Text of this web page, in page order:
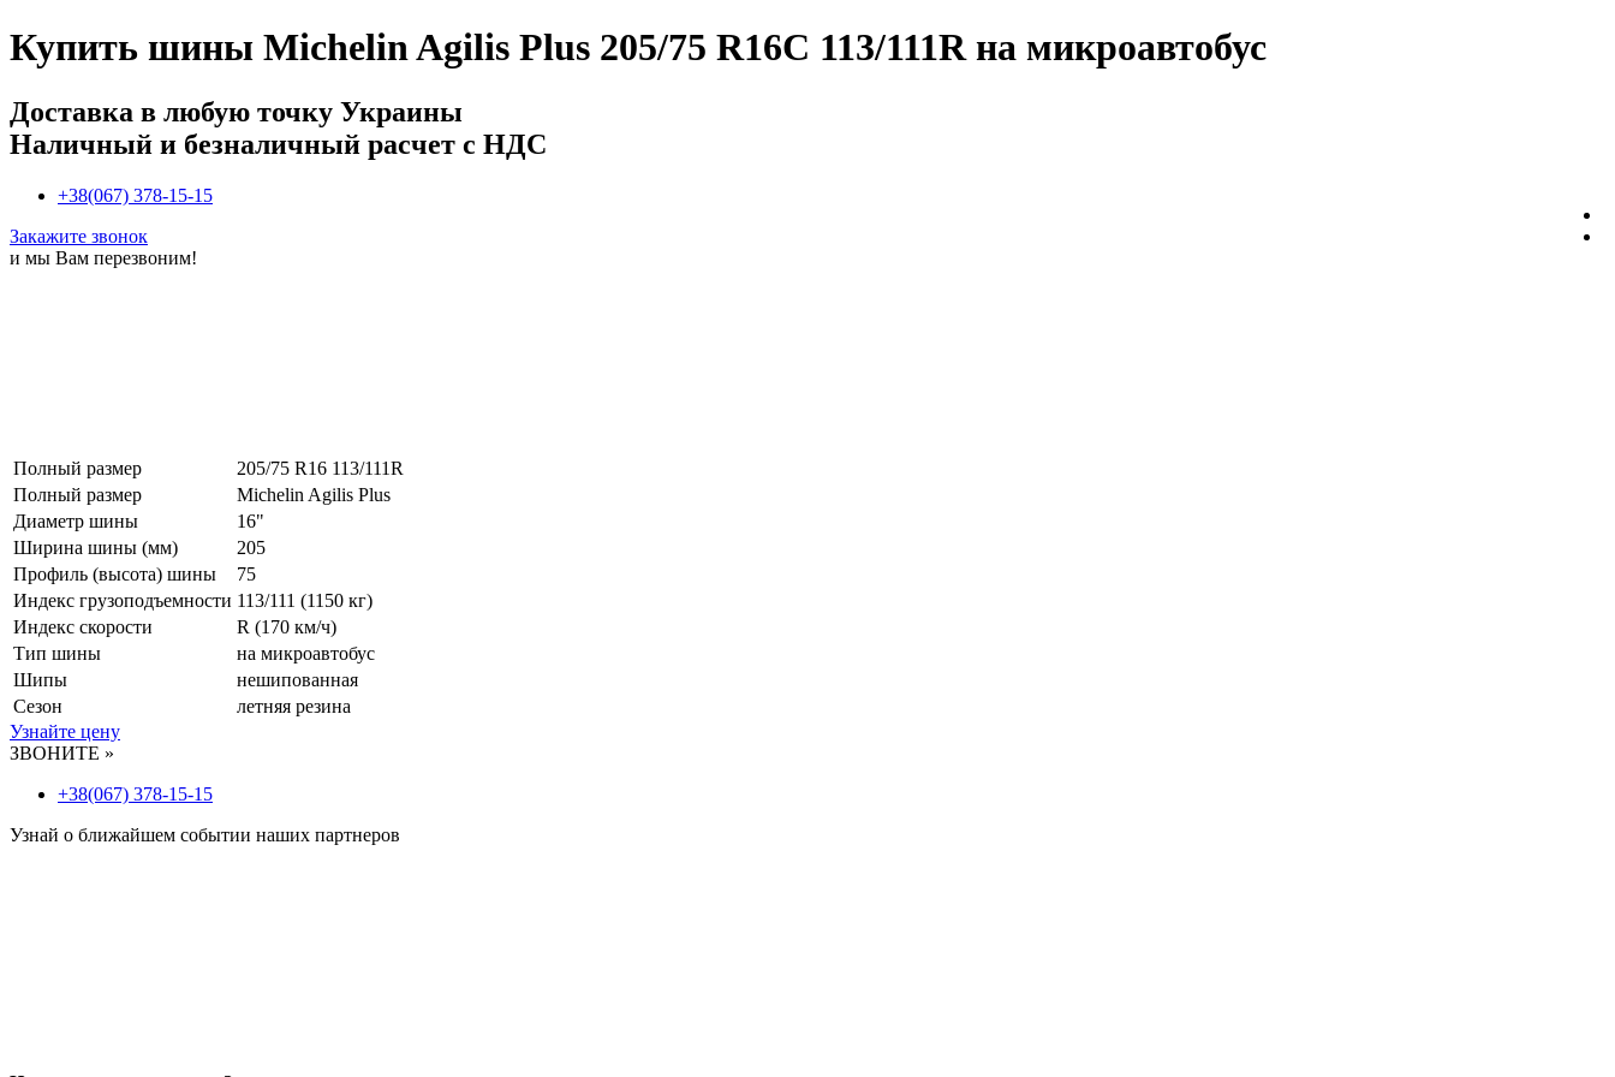
Купить шины Michelin Agilis Plus 205/75 R16C 113/111Rна микроавтобус
Доставка в любую точку Украины
Наличный и безналичный расчет с НДС
+38(067) 378-15-15
Закажите звонок
и мы Вам перезвоним!
Полный размер
205/75 R16 113/111R
Полный размер
Michelin Agilis Plus
Диаметр шины
16"
Ширина шины (мм)
205
Профиль (высота) шины
75
Индекс грузоподъемности 113/111 (1150 кг)
Индекс скорости
R (170 км/ч)
Тип шины
на микроавтобус
Шипы
нешипованная
Сезон
летняя резина
Узнайте цену
ЗВОНИТЕ »
+38(067) 378-15-15
Узнай о ближайшем событии наших партнеров